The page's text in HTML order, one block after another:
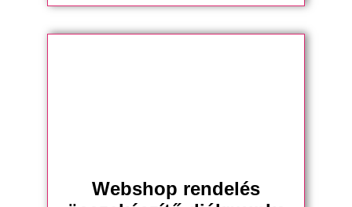
Webshop rendelés